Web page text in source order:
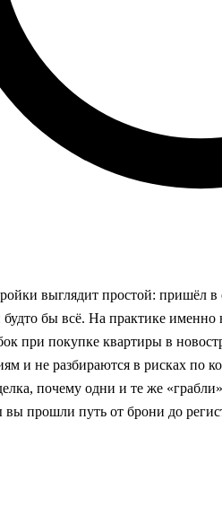
выглядит простой: пришёл
бы всё. На практике именно
при покупке квартиры в
и не разбираются в рисках по
почему одни и те же
вы прошли путь от брони до